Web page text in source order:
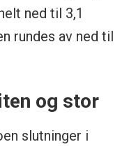
ned til 3,1
rundes av ned til
og stor
slutninger i